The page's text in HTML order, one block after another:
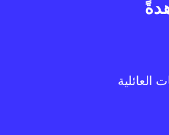
العائلية